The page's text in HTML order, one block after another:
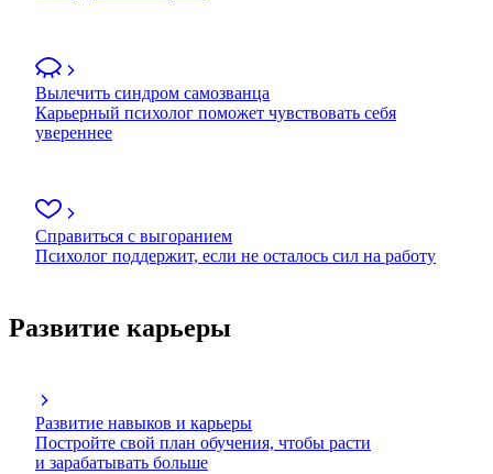
Вылечить синдром самозванца
Карьерный психолог поможет чувствовать себя
увереннее
Справиться с выгоранием
Психолог поддержит, если не осталось сил на работу
Развитие карьеры
Развитие навыков и карьеры
Постройте свой план обучения, чтобы расти
и зарабатывать больше